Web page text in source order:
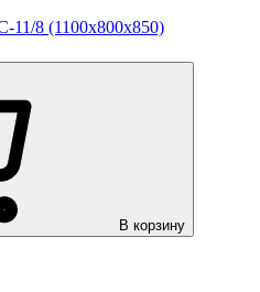
8 (1100х800х850)
В корзину